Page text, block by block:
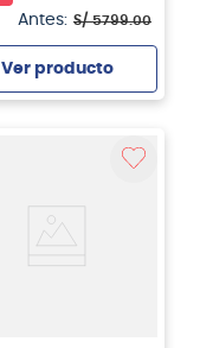
Antes: S/ 5799.00
Ver producto